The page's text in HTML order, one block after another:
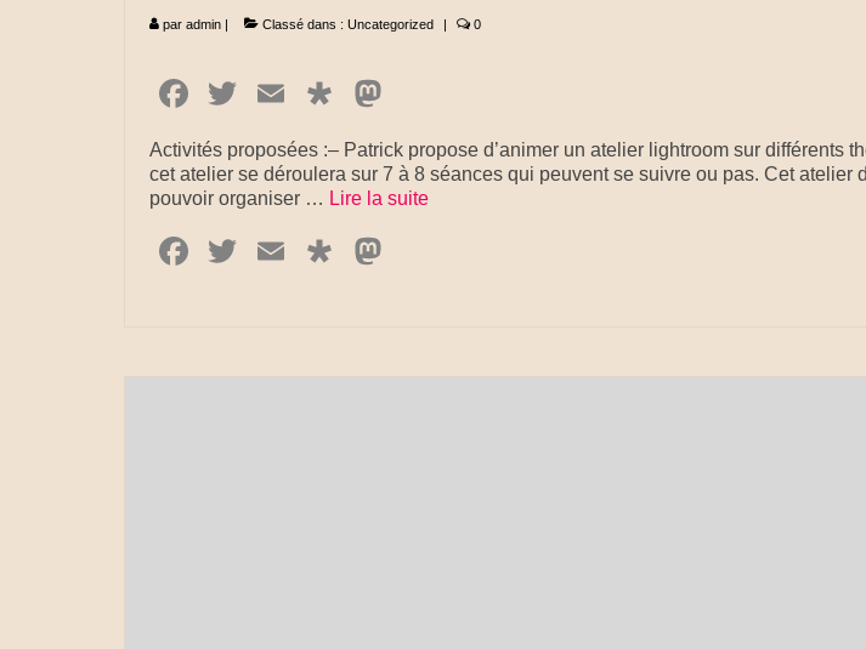
par admin | Classé dans : Uncategorized | 0
Facebook
Twitter
EmailDiaspora
Activités proposées :– Patrick propose d’animer un atelier lightroom sur différents
cet atelier se déroulera sur 7 à 8 séances qui peuvent se suivre ou pas. Cet atelier
pouvoir organiser … Lire la suite­­
Facebook
Twitter
EmailDiaspora